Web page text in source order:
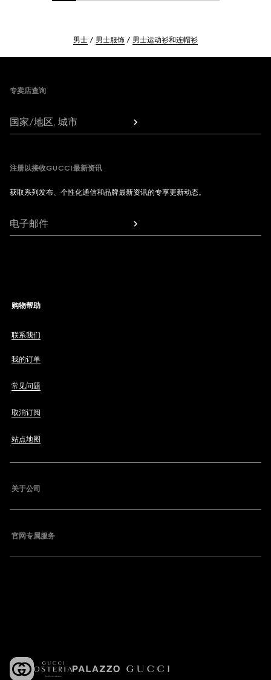
男士 男士服饰 男士运动衫和连帽衫
专卖店查询
国家/地区, 城市
注册以接收GUCCI最新资讯
获取系列发布、个性化通信和品牌最新资讯的专享更新动态。
电子邮件
购物帮助
联系我们
我的订单
常见问题
取消订阅
站点地图
关于公司
官网专属服务